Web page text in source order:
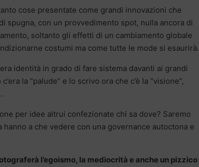
cose presentate come grandi innovazioni che
spugna, con un provvedimento spot, nulla ancora di
soltanto gli effetti di un cambiamento globale
costumi ma come tutte le mode si esaurirà.
identità in grado di fare sistema davanti ai grandi
la “palude” e lo scrivo ora che c’è la “visione”,
per idee altrui confezionate chi sa dove? Saremo
a che vedere con una governance autoctona e
l’egoismo, la mediocrità e anche un pizzico